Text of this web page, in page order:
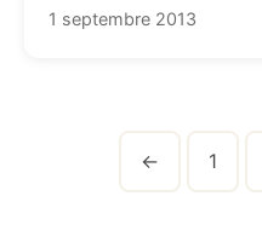
1 septembre 2013
← 1